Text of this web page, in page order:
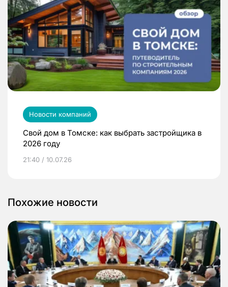
Новости компаний
Свой дом в Томске: как выбрать застройщика в
2026 году
21:40 / 10.07.26
Похожие новости